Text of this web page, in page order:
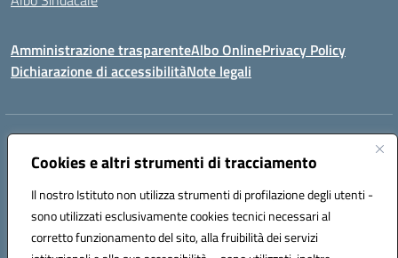
Cookies e altri strumenti di tracciamento
Il nostro Istituto non utilizza strumenti di profilazione degli utenti -
sono utilizzati esclusivamente cookies tecnici necessari al
corretto funzionamento del sito, alla fruibilità dei servizi
Amministrazione trasparenteAlbo OnlinePrivacy Policy
Dichiarazione di accessibilitàNote legali
Indirizzo:
Centralino:0994722507 Email:TAIC873006@istruzione.it
Codice fiscale: 90279480736
Codice meccanografico:
TAIC873006
Codice unico di fatturazione (CUF): 488XBQ